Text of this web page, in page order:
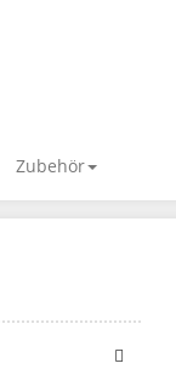
Zubehör